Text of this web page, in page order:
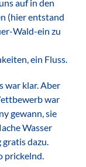
auf in den
(hier entstand
Wald-ein zu
ein Fluss.
war klar. Aber
war
gewann, sie
Wasser
dazu.
prickelnd.